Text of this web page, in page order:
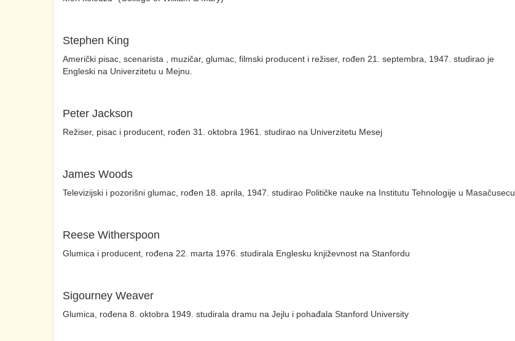
Stephen King
Američki pisac, scenarista , muzičar, glumac, filmski producent i režiser, rođen 21. septembra, 1947. studirao je
Engleski na Univerzitetu u Mejnu.
Peter Jackson
Režiser, pisac i producent, rođen 31. oktobra 1961. studirao na Univerzitetu Mesej
James Woods
Televizijski i pozorišni glumac, rođen 18. aprila, 1947. studirao Političke nauke na Institutu Tehnologije u Masačusecu
Reese Witherspoon
Glumica i producent, rođena 22. marta 1976. studirala Englesku književnost na Stanfordu
Sigourney Weaver
Glumica, rođena 8. oktobra 1949. studirala dramu na Jejlu i pohađala Stanford University